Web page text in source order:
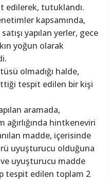
edilerek, tutuklandı.
kapsamında,
yapılan yerler, gece
yoğun olarak
olmadığı halde,
tespit edilen bir kişi
aramada,
ağırlığında hintkeneviri
madde, içerisinde
uyuşturucu olduğuna
uyuşturucu madde
tespit edilen toplam 2